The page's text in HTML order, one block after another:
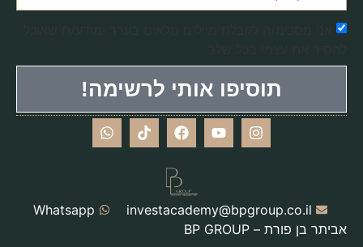
תוסיפו אותי לרשימה!
investacademy@bpgroup.co.il
Whatsapp
אביתר בן פורת – BP GROUP